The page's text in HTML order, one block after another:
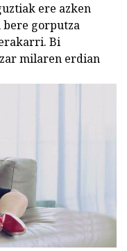
ere azken
bere gorputza
Bi
milaren erdian